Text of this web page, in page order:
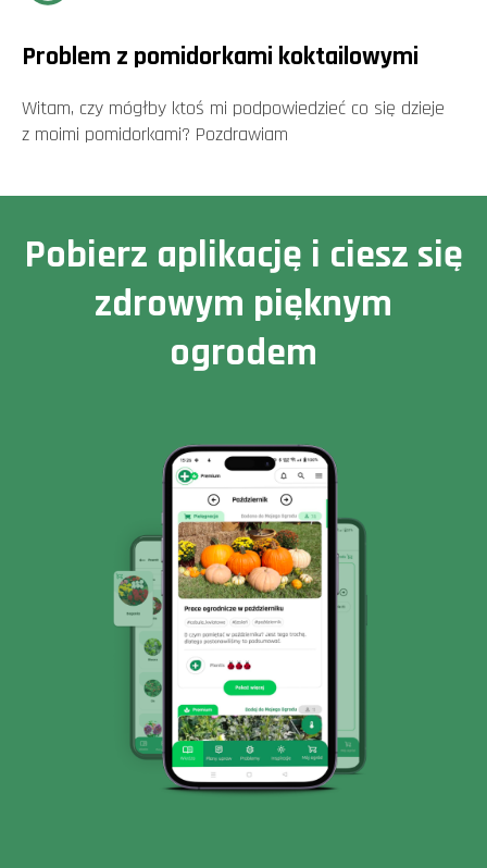
Problem z pomidorkami koktailowymi
Witam, czy mógłby ktoś mi podpowiedzieć co się dzieje
z moimi pomidorkami? Pozdrawiam
Pobierz aplikację i ciesz się
zdrowym pięknym
ogrodem